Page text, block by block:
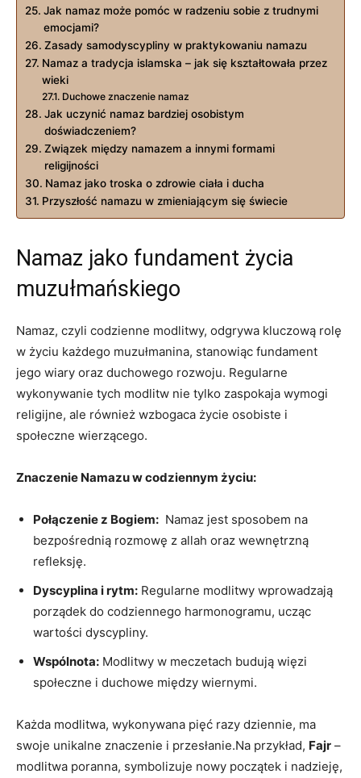
Jak ⁤namaz może‍ pomóc w radzeniu sobie z trudnymi
emocjami?
Zasady ‍samodyscypliny w praktykowaniu namazu
Namaz a ‍tradycja islamska – jak się kształtowała⁤ przez
wieki
Duchowe znaczenie⁤ namaz
Jak⁢ uczynić⁣ namaz bardziej osobistym
doświadczeniem?
Związek‍ między ‍namazem ⁢a innymi formami
religijności
Namaz jako troska o zdrowie ciała ⁢i ducha
Przyszłość namazu​ w zmieniającym się świecie
Namaz jako fundament życia
muzułmańskiego
Namaz, czyli codzienne modlitwy,⁣ odgrywa kluczową rolę
w życiu każdego ‌muzułmanina, stanowiąc fundament
jego wiary oraz duchowego rozwoju. Regularne
wykonywanie tych​ modlitw nie tylko ⁣zaspokaja wymogi
religijne, ale również wzbogaca życie osobiste i
społeczne wierzącego.
Znaczenie ‌Namazu w ‌codziennym życiu:
Połączenie z ⁤Bogiem: ‌ Namaz jest sposobem na
bezpośrednią ⁢rozmowę z ​allah oraz wewnętrzną
refleksję.
Dyscyplina i rytm: Regularne modlitwy wprowadzają
porządek do codziennego ⁣harmonogramu, ‍ucząc
wartości dyscypliny.
Wspólnota: Modlitwy ⁤w meczetach‍ budują więzi⁣
społeczne i⁣ duchowe między wiernymi.
Każda modlitwa, wykonywana pięć razy‍ dziennie, ma
swoje unikalne znaczenie i ‍przesłanie.Na przykład, Fajr –
modlitwa ‌poranna, symbolizuje nowy początek i nadzieję,